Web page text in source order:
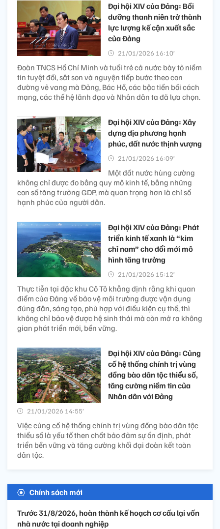
Đại hội XIV của Đảng: Bồi
dưỡng thanh niên trở thành
lực lượng kế cận xuất sắc
của Đảng
21/01/2026 16:10’
Đoàn TNCS Hồ Chí Minh và tuổi trẻ cả nước bày tỏ niềm
tin tuyệt đối, sắt son và nguyện tiếp bước theo con
đường vẻ vang mà Đảng, Bác Hồ, các bậc tiền bối cách
mạng, các thế hệ lãnh đạo và Nhân dân ta đã lựa chọn.
Đại hội XIV của Đảng: Xây
dựng địa phương hạnh
phúc, đất nước thịnh vượng
21/01/2026 16:09’
Một đất nước hùng cường
không chỉ được đo bằng quy mô kinh tế, bằng những
con số tăng trưởng GDP, mà quan trọng hơn là chỉ số
hạnh phúc của người dân.
Đại hội XIV của Đảng: Phát
triển kinh tế xanh là “kim
chỉ nam” cho đổi mới mô
hình tăng trưởng
21/01/2026 15:12’
Thực tiễn tại đặc khu Cô Tô khẳng định rằng khi quan
điểm của Đảng về bảo vệ môi trường được vận dụng
đúng đắn, sáng tạo, phù hợp với điều kiện cụ thể, thì
không chỉ bảo vệ được hệ sinh thái mà còn mở ra không
gian phát triển mới, bền vững.
Đại hội XIV của Đảng: Củng
cố hệ thống chính trị vùng
đồng bào dân tộc thiểu số,
tăng cường niềm tin của
Nhân dân với Đảng
21/01/2026 14:55’
Việc củng cố hệ thống chính trị vùng đồng bào dân tộc
thiểu số là yếu tố then chốt bảo đảm sự ổn định, phát
triển bền vững và tăng cường khối đại đoàn kết toàn
dân tộc.
Chính sách mới
Trước 31/8/2026, hoàn thành kế hoạch cơ cấu lại vốn
nhà nước tại doanh nghiệp